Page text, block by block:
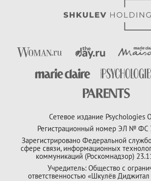
Сетевое издание Psychologies
Регистрационный номер ЭЛ № ФС
Зарегистрировано Федеральной
сфере связи, информационных
коммуникаций (Роскомнадзор)
Учредитель: Общество с
ответственностью «Шкулёв